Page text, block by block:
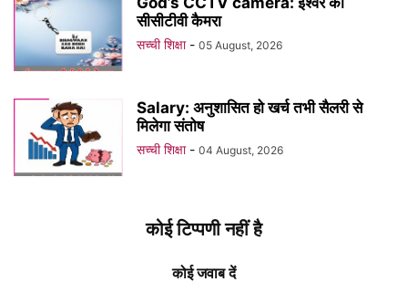
सीसीटीवी कैमरा
सच्ची शिक्षा - 05 August, 2026
Salary: अनुशासित हो खर्च तभी सैलरी से
मिलेगा संतोष
सच्ची शिक्षा - 04 August, 2026
कोई टिप्पणी नहीं है
कोई जवाब दें